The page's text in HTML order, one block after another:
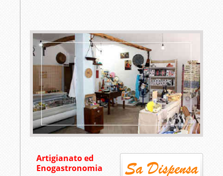
Artigianato ed
Enogastronomia